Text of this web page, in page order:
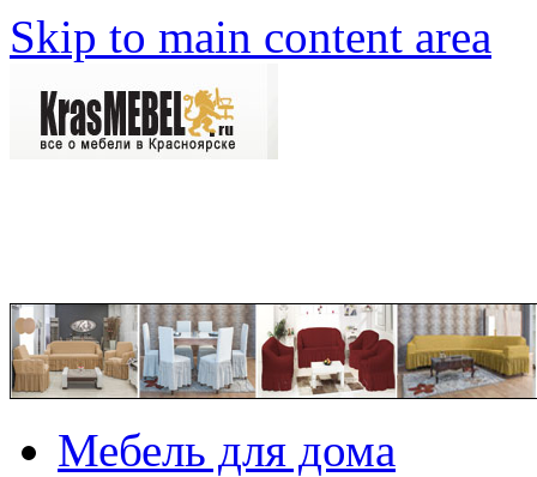
Skip to main content area
Мебель для дома